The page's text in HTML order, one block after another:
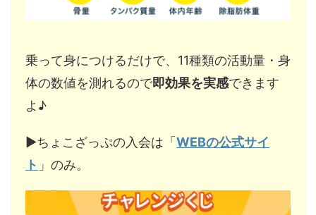
乗って身につけるだけで、11種類の活動量・身
体の数値を測れるので即効果を実感できます
よ♪
▶︎ちょこざっぷの入会は「WEBの公式サイ
ト 」のみ。